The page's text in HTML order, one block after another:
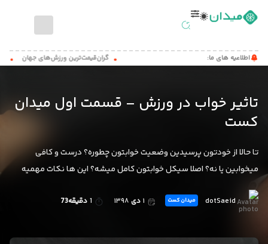
اطلاعیه های ما: گران‌قیمت‌ترین ورزش‌های جهان
تاثیر خواب در ورزش – قسمت اول میدان
کست
تا حالا از خودتون پرسیدین وضعیت خوابتون چطوره؟ درست و کافی
میخوابین یا نه؟ اصلا سیکل خوابتون کامل میشه؟ این ها نکات مهمیه
dotSaeid میدان کست ۱ دی ۱۳۹۸ 1 دقیقه73
صفحه
اصلی
ورزشی
مطالب
کست
تماس